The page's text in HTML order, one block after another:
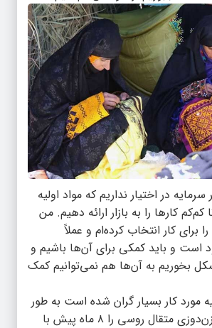
در اختیار نداریم که مواد اولیه
کم‌کم کارها را به بازار ارائه دهیم. من
برای کار انتخاب کرده‌ام و عملاً
است و باید کمکی برای آن‌ها باشیم و
بخوریم به آن‌ها هم نمی‌توانیم کمک
مورد کار بسیار گران شده است به طور
مثال در بحث سوزن‌دوزی متقال روسی را ۸ ماه پیش با